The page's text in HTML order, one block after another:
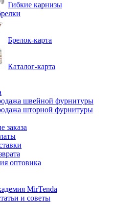
Гибкие карнизы
Брелок-карта
Каталог-карта
швейной фурнитуры
шторной фурнитуры
заказа
оптовика
MirTenda
и советы